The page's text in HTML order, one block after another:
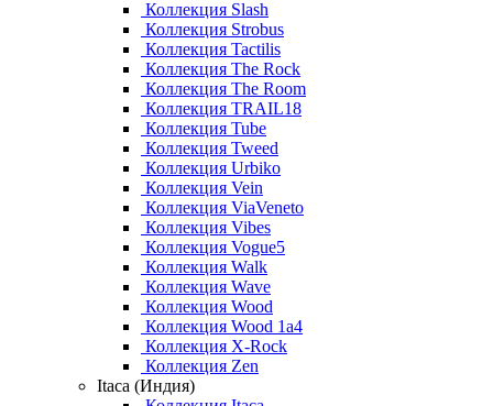
Коллекция Slash
Коллекция Strobus
Коллекция Tactilis
Коллекция The Rock
Коллекция The Room
Коллекция TRAIL18
Коллекция Tube
Коллекция Tweed
Коллекция Urbiko
Коллекция Vein
Коллекция ViaVeneto
Коллекция Vibes
Коллекция Vogue5
Коллекция Walk
Коллекция Wave
Коллекция Wood
Коллекция Wood 1a4
Коллекция X-Rock
Коллекция Zen
Itaca (Индия)